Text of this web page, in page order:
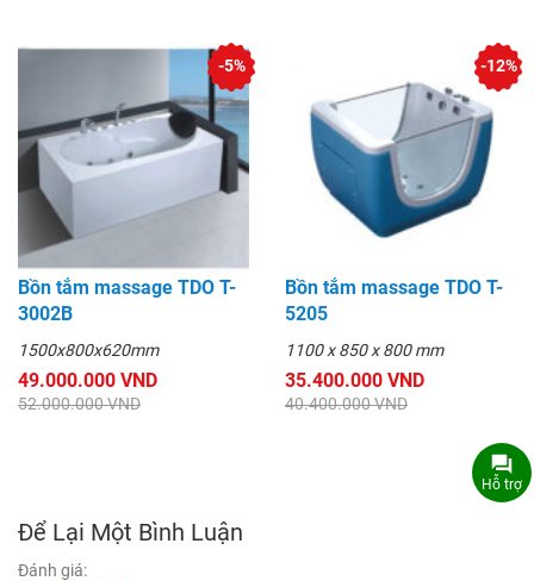
Bồn tắm massage TDO T-
3002B
1500x800x620mm
49.000.000 VND
52.000.000 VND
-5%
Bồn tắm massage TDO T-
5205
1100 x 850 x 800 mm
35.400.000 VND
40.400.000 VND
-12%
Để Lại Một Bình Luận
Đánh giá:
Hỗ trợ